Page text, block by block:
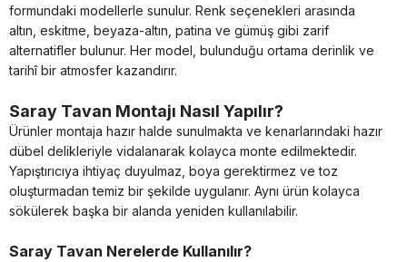
formundaki modellerle sunulur. Renk seçenekleri arasında
altın, eskitme, beyaza-altın, patina ve gümüş gibi zarif
alternatifler bulunur. Her model, bulunduğu ortama derinlik ve
tarihî bir atmosfer kazandırır.
Saray Tavan Montajı Nasıl Yapılır?
Ürünler montaja hazır halde sunulmakta ve kenarlarındaki hazır
dübel delikleriyle vidalanarak kolayca monte edilmektedir.
Yapıştırıcıya ihtiyaç duyulmaz, boya gerektirmez ve toz
oluşturmadan temiz bir şekilde uygulanır. Aynı ürün kolayca
sökülerek başka bir alanda yeniden kullanılabilir.
Saray Tavan Nerelerde Kullanılır?